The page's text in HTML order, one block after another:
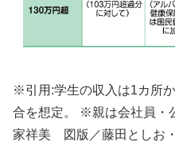
※引用:学生の収入は1カ所
合を想定。 ※親は会社員・
家祥美 図版／藤田としお